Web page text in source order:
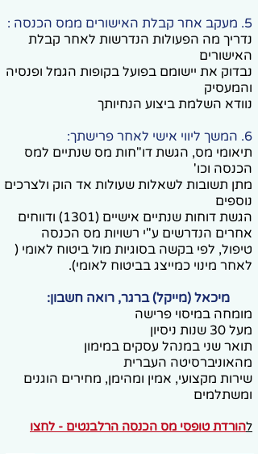
5. מעקב אחר קבלת האישורים ממס הכנסה :
נדריך מה הפעולות הנדרשות לאחר קבלת
האישורים
נבדוק את יישומם בפועל בקופות הגמל ופנסיה
והמעסיק
נוודא השלמת ביצוע הנחיותך
6. המשך ליווי אישי לאחר פרישתך:
תיאומי מס, הגשת דו"חות מס שנתיים למס
הכנסה וכו'
מתן תשובות לשאלות שעולות אד הוק ולצרכים
נוספים
הגשת דוחות שנתיים אישיים (1301) ודווחים
אחרים הנדרשים ע"י רשויות מס הכנסה
טיפול, לפי בקשה בסוגיות מול ביטוח לאומי (
לאחר מינוי כמייצג בביטוח לאומי).
מיכאל (מייקל) ברגר, רואה חשבון:
מומחה במיסוי פרישה
מעל 30 שנות ניסיון
תואר שני במנהל עסקים במימון
מהאוניברסיטה העברית
שירות מקצועי, אמין ומהימן, מחירים הוגנים
ומשתלמים
להורדת טופסי מס הכנסה הרלבנטים - לחצו